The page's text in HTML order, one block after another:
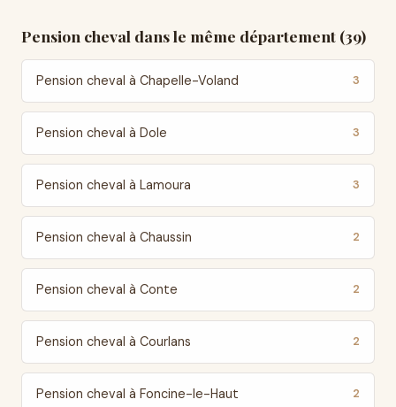
Pension cheval dans le même département (39)
Pension cheval à Chapelle-Voland 3
Pension cheval à Dole 3
Pension cheval à Lamoura 3
Pension cheval à Chaussin 2
Pension cheval à Conte 2
Pension cheval à Courlans 2
Pension cheval à Foncine-le-Haut 2